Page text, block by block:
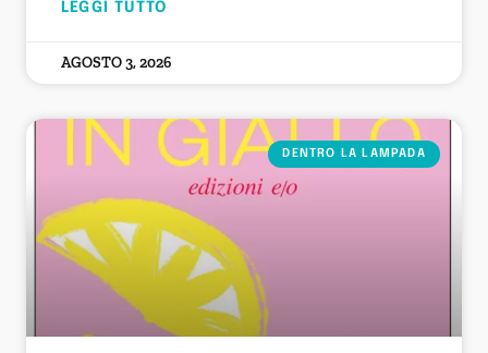
LEGGI TUTTO
AGOSTO 3, 2026
DENTRO LA LAMPADA